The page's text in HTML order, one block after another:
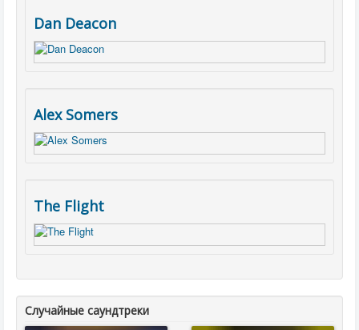
Dan Deacon
Alex Somers
The Flight
Случайные саундтреки